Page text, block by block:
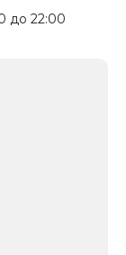
до 22:00